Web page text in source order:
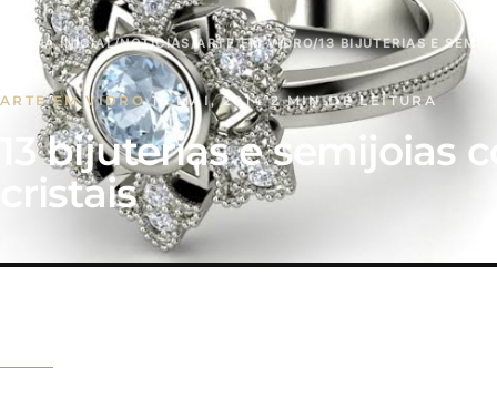
PÁGINA INICIAL/NOTÍCIAS/ ARTE EM VIDRO/13 BIJUTERIAS E
ARTE EM VIDRO·15 MAI, 2014·2 MIN DE LEITURA
13 bijuterias e semijoias
cristais